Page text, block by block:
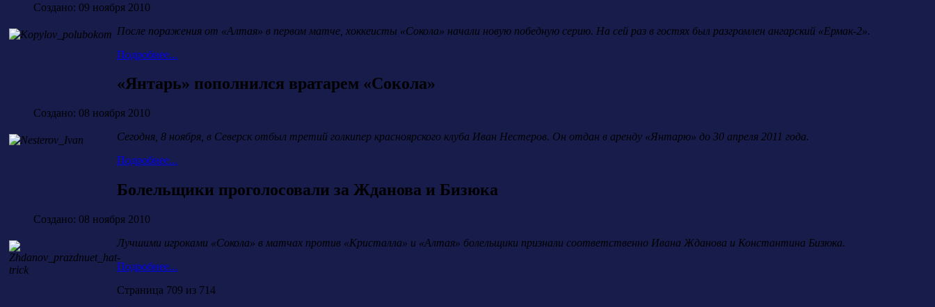
Создано: 09 ноября 2010
После поражения от «Алтая» в первом матче, хоккеисты «Сокола» начали новую победную серию. На сей раз в гостях был разгромлен ангарский «Ермак-2».
Подробнее...
«Янтарь» пополнился вратарем «Сокола»
Создано: 08 ноября 2010
Сегодня, 8 ноября, в Северск отбыл третий голкипер красноярского клуба Иван Нестеров. Он отдан в аренду «Янтарю» до 30 апреля 2011 года.
Подробнее...
Болельщики проголосовали за Жданова и Бизюка
Создано: 08 ноября 2010
Лучшими игроками «Сокола» в матчах против «Кристалла» и «Алтая» болельщики признали соответственно Ивана Жданова и Константина Бизюка.
Подробнее...
Страница 709 из 714